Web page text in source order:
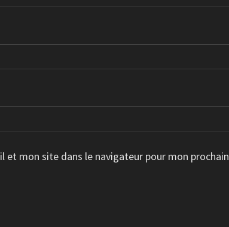
et mon site dans le navigateur pour mon prochain